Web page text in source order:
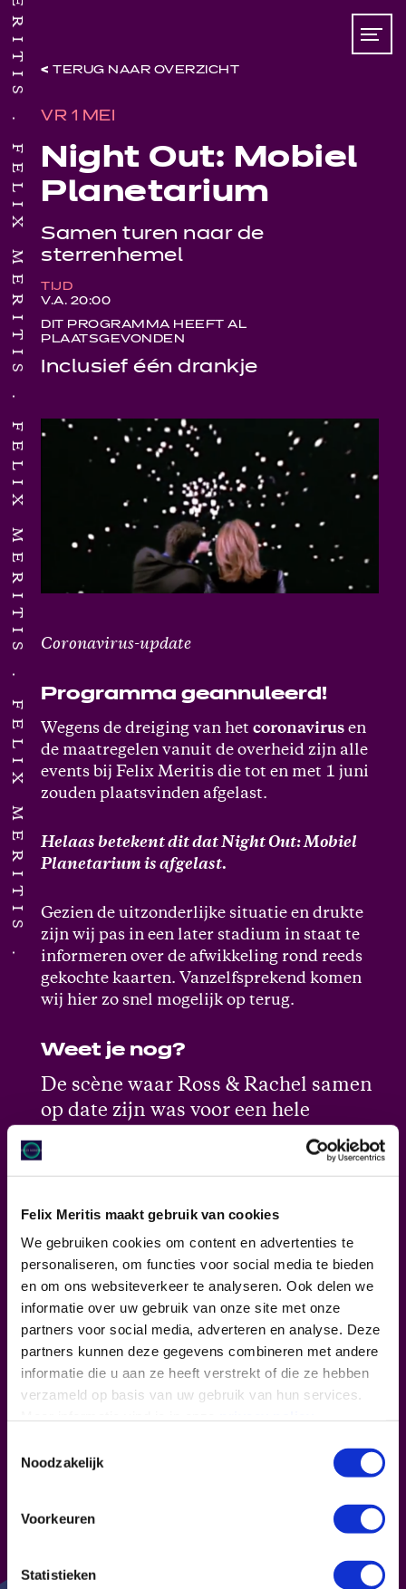
Felix Meritis maakt gebruik van cookies
We gebruiken cookies om content en advertenties te
personaliseren, om functies voor social media te bieden
en om ons websiteverkeer te analyseren. Ook delen we
informatie over uw gebruik van onze site met onze
partners voor social media, adverteren en analyse. Deze
partners kunnen deze gegevens combineren met andere
informatie die u aan ze heeft verstrekt of die ze hebben
verzameld op basis van uw gebruik van hun services.
Noodzakelijk
Voorkeuren
Statistieken
FELIX MERITIS
FELIX MERITIS
FELIX MERITIS
TERUG NAAR OVERZICHT
VR 1 MEI
Night Out: Mobiel
Planetarium
Samen turen naar de
sterrenhemel
TIJD
V.A. 20:00
DIT PROGRAMMA HEEFT AL
PLAATSGEVONDEN
Inclusief één drankje
Coronavirus-update
Programma geannuleerd!
Wegens de dreiging van het coronavirus en
de maatregelen vanuit de overheid zijn alle
events bij Felix Meritis die tot en met 1 juni
zouden plaatsvinden afgelast.
Helaas betekent dit dat Night Out: Mobiel
Planetarium is afgelast.
Gezien de uitzonderlijke situatie en drukte
zijn wij pas in een later stadium in staat te
informeren over de afwikkeling rond reeds
gekochte kaarten. Vanzelfsprekend komen
wij hier zo snel mogelijk op terug.
Weet je nog?
De scène waar Ross & Rachel samen
op date zijn was voor een hele
generatie het toppunt van
romantiek: samen turen naar de
knuffelrock-muziek aan, en een
(nep)bontje om op te zitten.
LAAT WETEN OF JE KOMT
In Felix doen wij deze avond dunnetjes over.
Een groot, (opblaasbaar) planetarium waar
je via een interactieve film en de uitleg van
Pannenkoek Instituut
(UvA) een rondje
educatieve
om kennis te maken
Kies een tijdslot dat je